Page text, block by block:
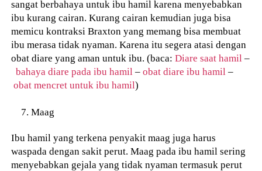
sangat berbahaya untuk ibu hamil karena menyebabkan
ibu kurang cairan. Kurang cairan kemudian juga bisa
memicu kontraksi Braxton yang memang bisa membuat
ibu merasa tidak nyaman. Karena itu segera atasi dengan
obat diare yang aman untuk ibu. (baca:Diare saat hamil –
bahaya diare pada ibu hamil –obat diare ibu hamil –
obat mencret untuk ibu hamil)
Maag
Ibu hamil yang terkena penyakit maag juga harus
waspada dengan sakit perut. Maag pada ibu hamil sering
menyebabkan gejala yang tidak nyaman termasuk perut